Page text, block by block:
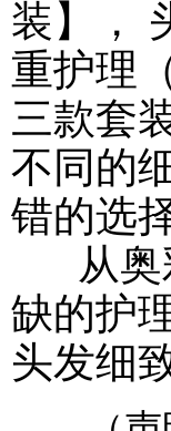
装】，
重护理
三款套
不同的
错的选
从奥
缺的护
头发细